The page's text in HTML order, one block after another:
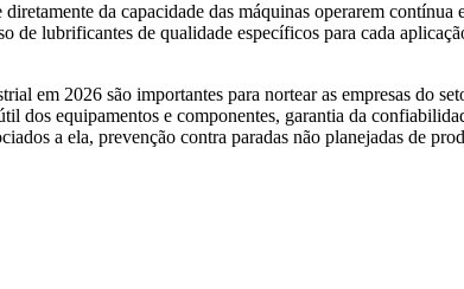
da capacidade das máquinas operarem
de lubrificantes de qualidade específicos para cada
em 2026 são importantes para nortear as empresas do
dos equipamentos e componentes, garantia da
a ela, prevenção contra paradas não planejadas de